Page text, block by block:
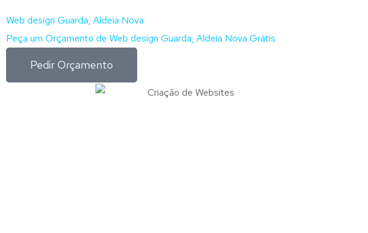
Web design Guarda, Aldeia Nova
Peça um Orçamento de Web design Guarda, Aldeia Nova Grátis
Pedir Orçamento